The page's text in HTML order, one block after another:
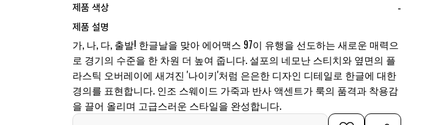
제품 색상 -
제품 설명
가, 나, 다, 출발! 한글날을 맞아 에어맥스 97이 유행을 선도하는 새로운 매력으
로 경기의 수준을 한 차원 더 높여 줍니다. 설포의 네모난 스티치와 옆면의 플
라스틱 오버레이에 새겨진 '나이키'처럼 은은한 디자인 디테일로 한글에 대한
경의를 표현합니다. 인조 스웨이드 가죽과 반사 액센트가 룩의 품격과 착용감
을 끌어 올리며 고급스러운 스타일을 완성합니다.